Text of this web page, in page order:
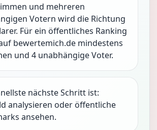
und mehreren
Votern wird die Richtung
Für ein öffentliches Ranking
bewertemich.de mindestens
und 4 unabhängige Voter.
nächste Schritt ist:
analysieren oder öffentliche
ansehen.